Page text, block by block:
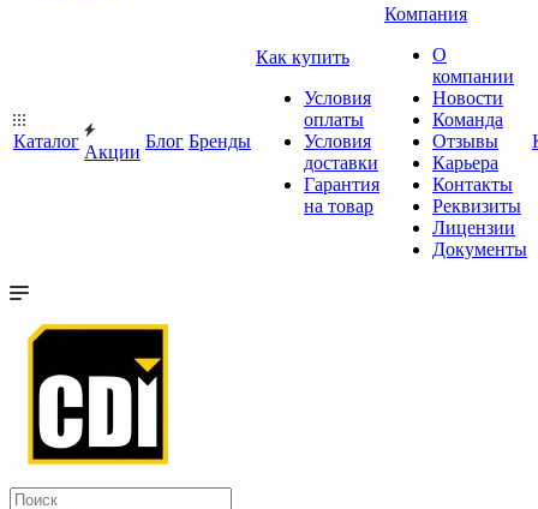
Каталог
Акции
Блог Бренды
Как купить
Условия
оплаты
Условия
доставки
Гарантия
на товар
Компания
О
компании
Новости
Команда
Отзывы
Карьера
Контакты
Реквизиты
Лицензии
Документы